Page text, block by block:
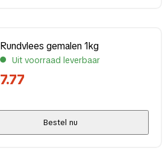
Rundvlees gemalen 1kg
Uit voorraad leverbaar
7.77
Bestel nu